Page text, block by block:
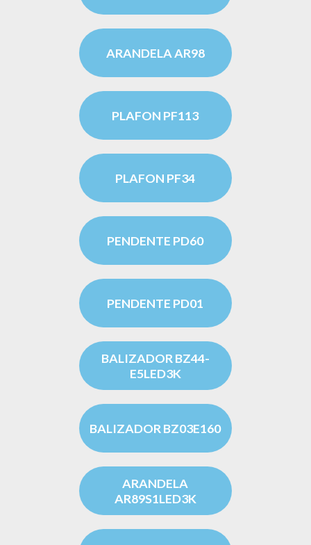
ARANDELA AR98
PLAFON PF113
PLAFON PF34
PENDENTE PD60
PENDENTE PD01
BALIZADOR BZ44-
E5LED3K
BALIZADOR BZ03E160
ARANDELA
AR89S1LED3K